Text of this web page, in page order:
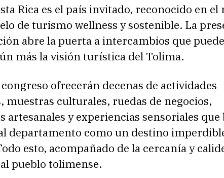
Rica es el país invitado, reconocido en el
de turismo wellness y sostenible. La
abre la puerta a intercambios que
más la visión turística del Tolima.
ofrecerán decenas de actividades
muestras culturales, ruedas de negocios,
artesanales y experiencias sensoriales que
departamento como un destino
esto, acompañado de la cercanía y
pueblo tolimense.